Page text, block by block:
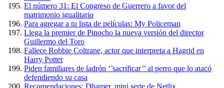
El número 31: El Congreso de Guerrero a favor del
matrimonio igualitario
Para agregar a tu lista de películas: My Policeman
Llega la premier de Pinocho la nueva versión del director
Guillermo del Toro
Fallece Robbie Coltrane, actor que interpreta a Hagrid en
Harry Potter
Piden familiares de ladrón ‘’sacrificar’’ al perro que lo atacó
defendiendo su casa
Recomendaciones: Dhamer, mini serie de Netlix